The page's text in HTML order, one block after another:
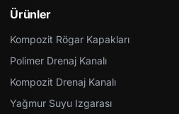
Ürünler
Kompozit Rögar Kapakları
Polimer Drenaj Kanalı
Kompozit Drenaj Kanalı
Yağmur Suyu Izgarası